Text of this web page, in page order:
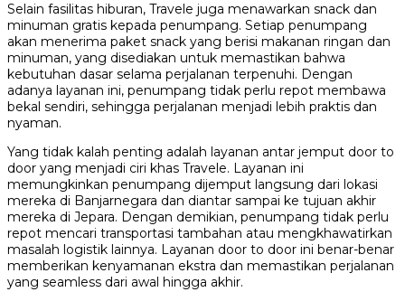
Selain fasilitas hiburan, Travele juga menawarkan snack dan
minuman gratis kepada penumpang. Setiap penumpang
akan menerima paket snack yang berisi makanan ringan dan
minuman, yang disediakan untuk memastikan bahwa
kebutuhan dasar selama perjalanan terpenuhi. Dengan
adanya layanan ini, penumpang tidak perlu repot membawa
bekal sendiri, sehingga perjalanan menjadi lebih praktis dan
nyaman.
Yang tidak kalah penting adalah layanan antar jemput door to
door yang menjadi ciri khas Travele. Layanan ini
memungkinkan penumpang dijemput langsung dari lokasi
mereka di Banjarnegara dan diantar sampai ke tujuan akhir
mereka di Jepara. Dengan demikian, penumpang tidak perlu
repot mencari transportasi tambahan atau mengkhawatirkan
masalah logistik lainnya. Layanan door to door ini benar-benar
memberikan kenyamanan ekstra dan memastikan perjalanan
yang seamless dari awal hingga akhir.